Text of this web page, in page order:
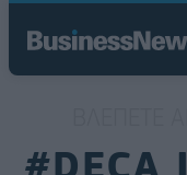
#DECA